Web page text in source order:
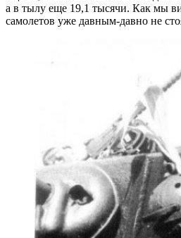
а в тылу еще 19,1 тысячи. Как мы
самолетов уже давным-давно не